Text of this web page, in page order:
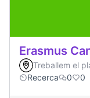
Erasmus
Treballem el
Recerca
0 0